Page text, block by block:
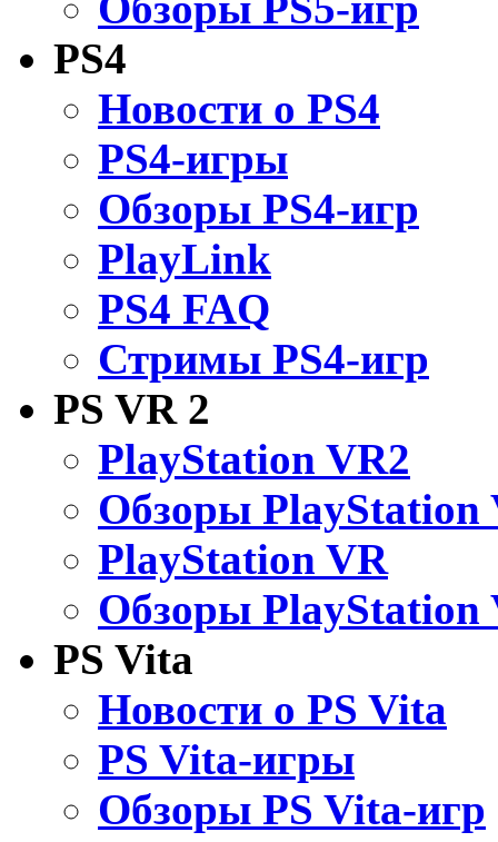
PS4
Новости о PS4
PS4-игры
Обзоры PS4-игр
PlayLink
PS4 FAQ
Стримы PS4-игр
PS VR 2
PlayStation VR2
Обзоры PlayStation
PlayStation VR
Обзоры PlayStation
PS Vita
Новости о PS Vita
PS Vita-игры
Обзоры PS Vita-игр